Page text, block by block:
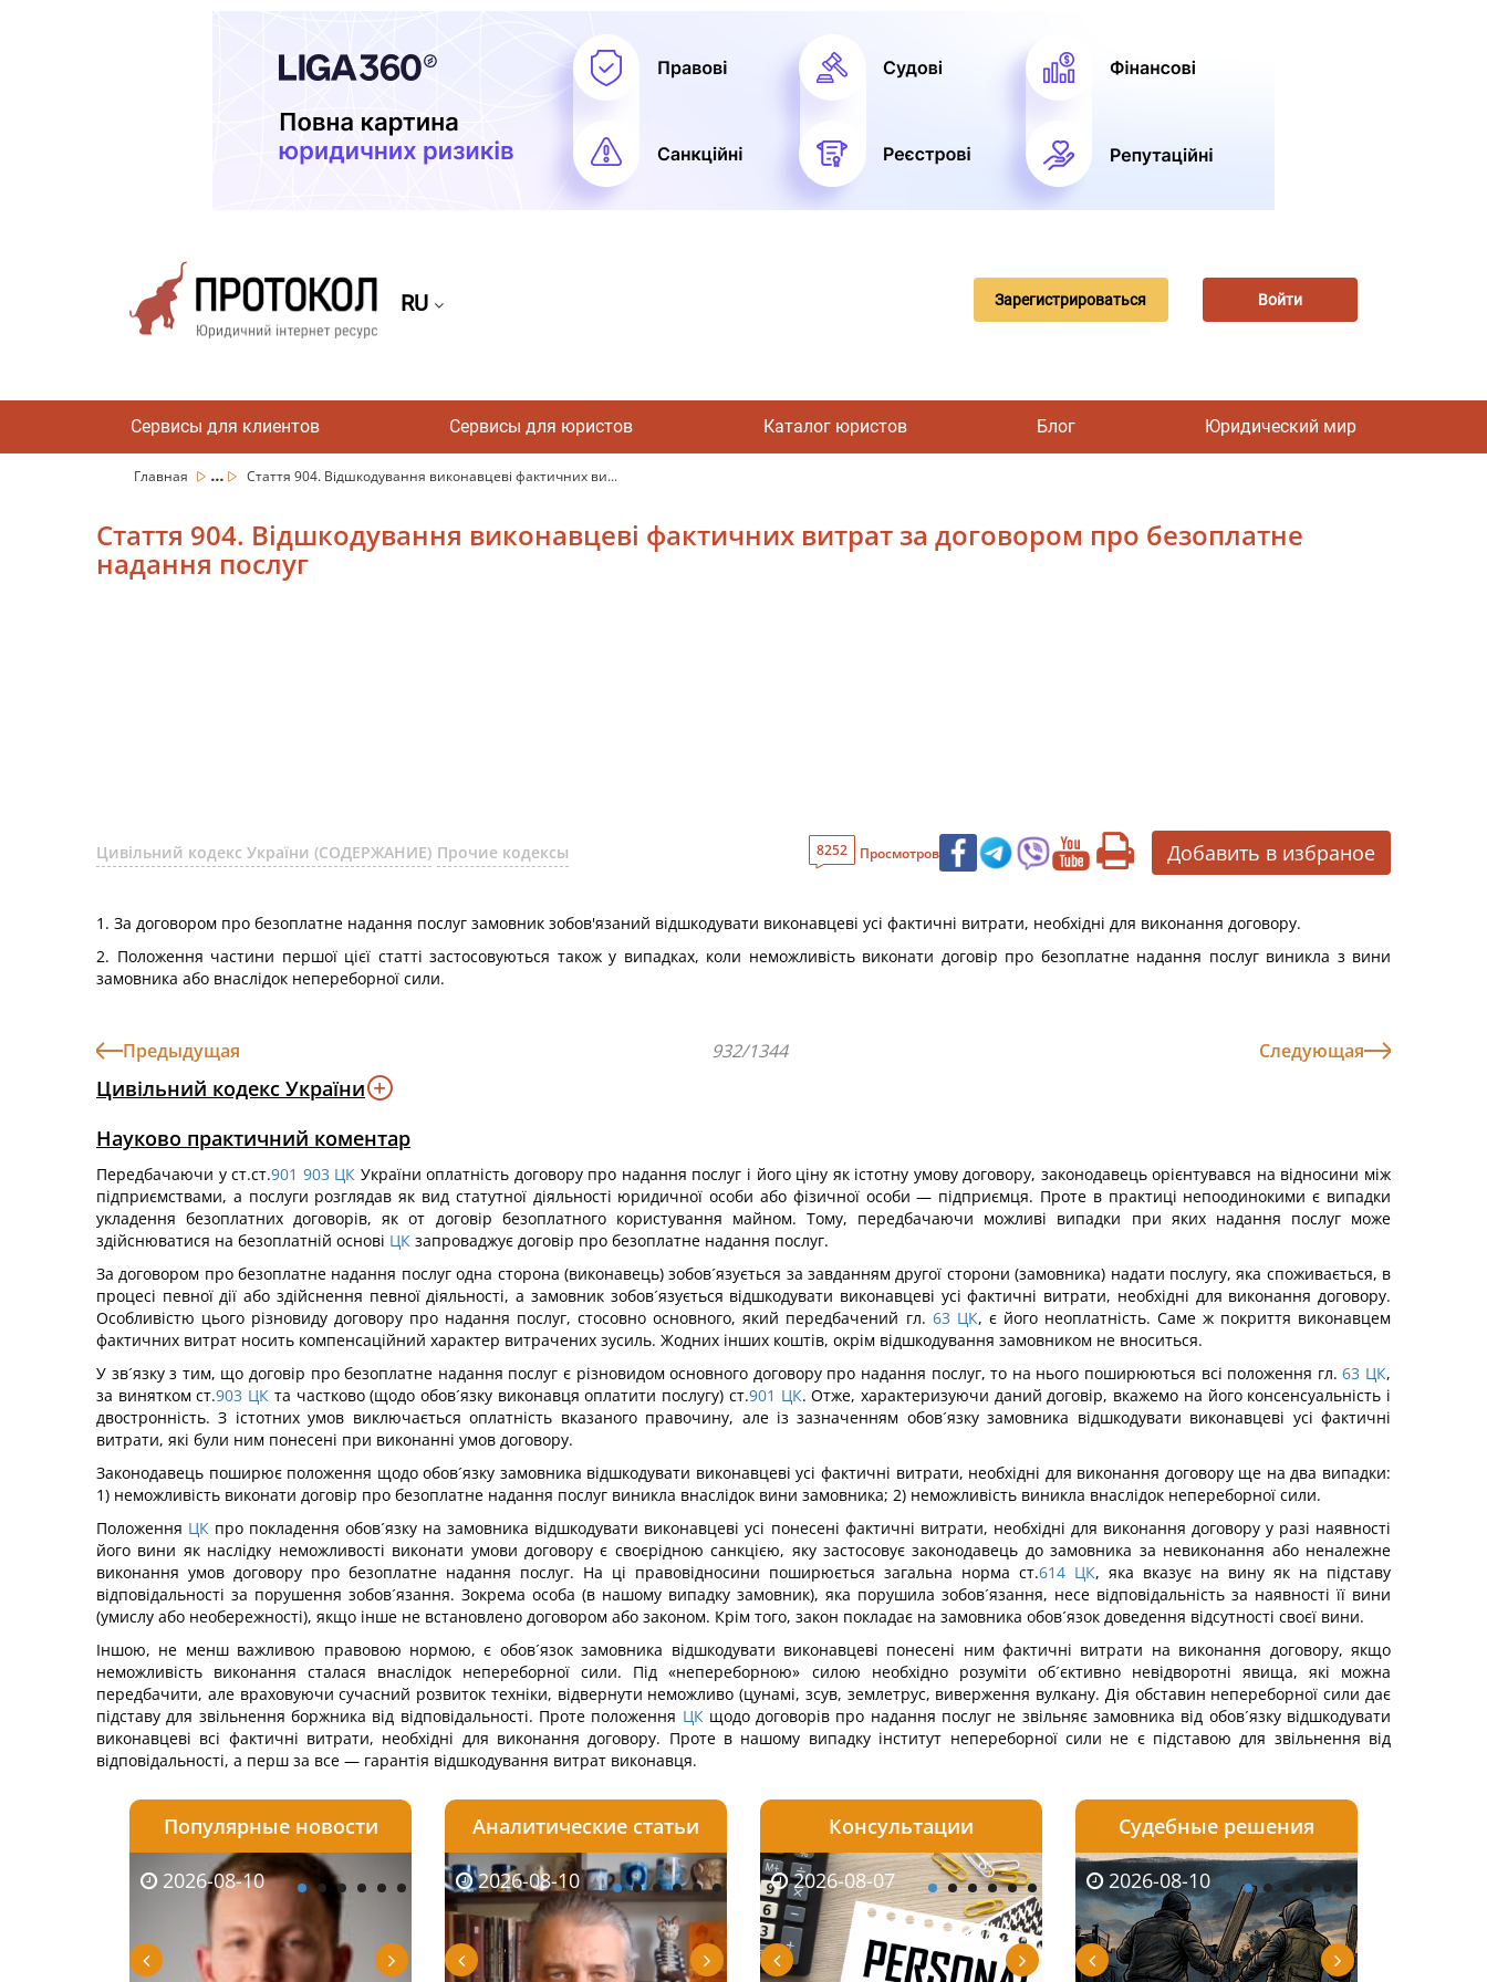
RU Зарегистрироваться Войти
Сервисы для клиентов Сервисы для юристов Каталог юристов Блог Юридический мир
Главная ... Стаття 904. Відшкодування виконавцеві фактичних ви...
Стаття 904. Відшкодування виконавцеві фактичних витрат за договором про безоплатне
надання послуг
Цивільний кодекс України (СОДЕРЖАНИЕ) Прочие кодексы 8252 Просмотров Добавить в избраное
1. За договором про безоплатне надання послуг замовник зобов'язаний відшкодувати виконавцеві усі фактичні витрати, необхідні для виконання договору.
2. Положення частини першої цієї статті застосовуються також у випадках, коли неможливість виконати договір про безоплатне надання послуг виникла з вини
замовника або внаслідок непереборної сили.
Предыдущая 932/1344 Следующая
Цивільний кодекс України
Науково практичний коментар
Передбачаючи у ст.ст.901 903 ЦК України оплатність договору про надання послуг і його ціну як істотну умову договору, законодавець орієнтувався на відносини між
підприємствами, а послуги розглядав як вид статутної діяльності юридичної особи або фізичної особи — підприємця. Проте в практиці непоодинокими є випадки
укладення безоплатних договорів, як от договір безоплатного користування майном. Тому, передбачаючи можливі випадки при яких надання послуг може
здійснюватися на безоплатній основі ЦК запроваджує договір про безоплатне надання послуг.
За договором про безоплатне надання послуг одна сторона (виконавець) зобов´язується за завданням другої сторони (замовника) надати послугу, яка споживається, в
процесі певної дії або здійснення певної діяльності, а замовник зобов´язується відшкодувати виконавцеві усі фактичні витрати, необхідні для виконання договору.
Особливістю цього різновиду договору про надання послуг, стосовно основного, який передбачений гл. 63 ЦК, є його неоплатність. Саме ж покриття виконавцем
фактичних витрат носить компенсаційний характер витрачених зусиль. Жодних інших коштів, окрім відшкодування замовником не вноситься.
У зв´язку з тим, що договір про безоплатне надання послуг є різновидом основного договору про надання послуг, то на нього поширюються всі положення гл. 63 ЦК,
за винятком ст.903 ЦК та частково (щодо обов´язку виконавця оплатити послугу) ст.901 ЦК. Отже, характеризуючи даний договір, вкажемо на його консенсуальність і
двостронність. З істотних умов виключається оплатність вказаного правочину, але із зазначенням обов´язку замовника відшкодувати виконавцеві усі фактичні
витрати, які були ним понесені при виконанні умов договору.
Законодавець поширює положення щодо обов´язку замовника відшкодувати виконавцеві усі фактичні витрати, необхідні для виконання договору ще на два випадки:
1) неможливість виконати договір про безоплатне надання послуг виникла внаслідок вини замовника; 2) неможливість виникла внаслідок непереборної сили.
Положення ЦК про покладення обов´язку на замовника відшкодувати виконавцеві усі понесені фактичні витрати, необхідні для виконання договору у разі наявності
його вини як наслідку неможливості виконати умови договору є своєрідною санкцією, яку застосовує законодавець до замовника за невиконання або неналежне
виконання умов договору про безоплатне надання послуг. На ці правовідносини поширюється загальна норма ст.614 ЦК, яка вказує на вину як на підставу
відповідальності за порушення зобов´язання. Зокрема особа (в нашому випадку замовник), яка порушила зобов´язання, несе відповідальність за наявності її вини
(умислу або необережності), якщо інше не встановлено договором або законом. Крім того, закон покладає на замовника обов´язок доведення відсутності своєї вини.
Іншою, не менш важливою правовою нормою, є обов´язок замовника відшкодувати виконавцеві понесені ним фактичні витрати на виконання договору, якщо
неможливість виконання сталася внаслідок непереборної сили. Під «непереборною» силою необхідно розуміти об´єктивно невідворотні явища, які можна
передбачити, але враховуючи сучасний розвиток техніки, відвернути неможливо (цунамі, зсув, землетрус, виверження вулкану. Дія обставин непереборної сили дає
підставу для звільнення боржника від відповідальності. Проте положення ЦКщодо договорів про надання послуг не звільняє замовника від обов´язку відшкодувати
виконавцеві всі фактичні витрати, необхідні для виконання договору. Проте в нашому випадку інститут непереборної сили не є підставою для звільнення від
відповідальності, а перш за все — гарантія відшкодування витрат виконавця.
Популярные новости
2026-08-10 2026-08-09 2026-08-07 2026-08-07 2026-08-07
Аналитические статьи
2026-08-03 2026-08-10 2026-08-08 2026-08-07
Консультации
2026-08-05 2026-08-07 2026-08-07
Судебные решения
2026-08-02 2026-08-10